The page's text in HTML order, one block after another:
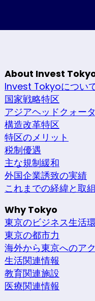
About Invest
Invest Tokyoについ
国家戦略特区
アジアヘッドクォー
構造改革特区
特区のメリット
税制優遇
主な規制緩和
外国企業誘致の実績
これまでの経緯と取組
Why Tokyo
東京のビジネス生活
東京の都市力
海外から東京へのア
生活関連情報
教育関連施設
医療関連情報